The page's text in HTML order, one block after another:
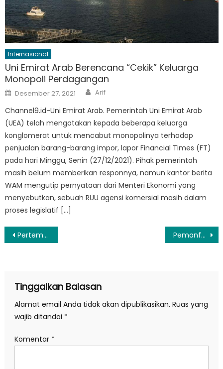
Internasional
Uni Emirat Arab Berencana “Cekik” Keluarga
Monopoli Perdagangan
Posted
on
Desember 27, 2021 Author
Arif
Channel9.id-Uni Emirat Arab. Pemerintah Uni Emirat Arab
(UEA) telah mengatakan kepada beberapa keluarga
konglomerat untuk mencabut monopolinya terhadap
penjualan barang-barang impor, lapor Financial Times (FT)
pada hari Minggu, Senin (27/12/2021). Pihak pemerintah
masih belum memberikan responnya, namun kantor berita
WAM mengutip pernyataan dari Menteri Ekonomi yang
menyebutkan, sebuah RUU agensi komersial masih dalam
proses legislatif […]
Navigasi
Pertemuan Presiden dan Dua Capres di Jateng, Mungkinkah Duet Prabowo-Ganjar? Pemanfaatan Pulau Kecil, Ditjen Bina Adwil Kemendagri Dukung Sinkronisasi Data Pulau Indonesia
Tinggalkan Balasan
Alamat email Anda tidak akan dipublikasikan. Ruas yang
wajib ditandai *
Komentar *